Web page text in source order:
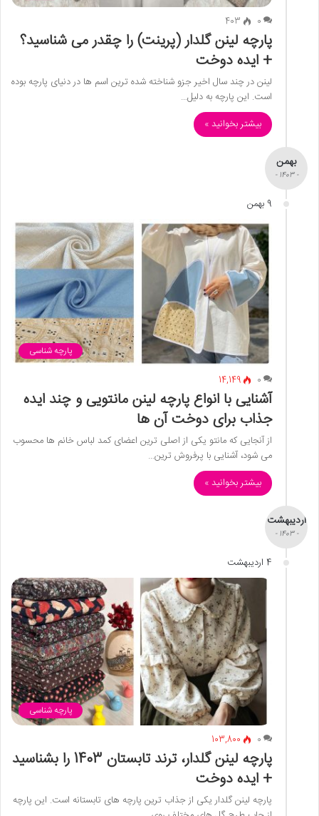
0
403
پارچه لینن گلدار (پرینت) را چقدر می شناسید؟
+ ایده دوخت
لینن در چند سال اخیر جزو شناخته شده ترین اسم ها در دنیای پارچه بوده
است. این پارچه به دلیل…
بیشتر بخوانید »
بهمن
- 1403 -
9 بهمن
پارچه شناسی
0
14,149
آشنایی با انواع پارچه لینن مانتویی و چند ایده
جذاب برای دوخت آن ها
از آنجایی که مانتو یکی از اصلی ترین اعضای کمد لباس خانم ها محسوب
می شود، آشنایی با پرفروش ترین…
بیشتر بخوانید »
اردیبهشت
- 1403 -
4 اردیبهشت
پارچه شناسی
0
103,800
پارچه لینن گلدار، ترند تابستان 1403 را بشناسید
+ ایده دوخت
پارچه لینن گلدار یکی از جذاب ترین پارچه های تابستانه است. این پارچه